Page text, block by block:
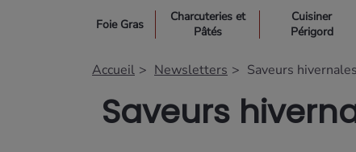
Foie Gras
Charcuteries et
Pâtés
Cuisiner
Périgord
Accueil Newsletters Saveurs
Saveurs